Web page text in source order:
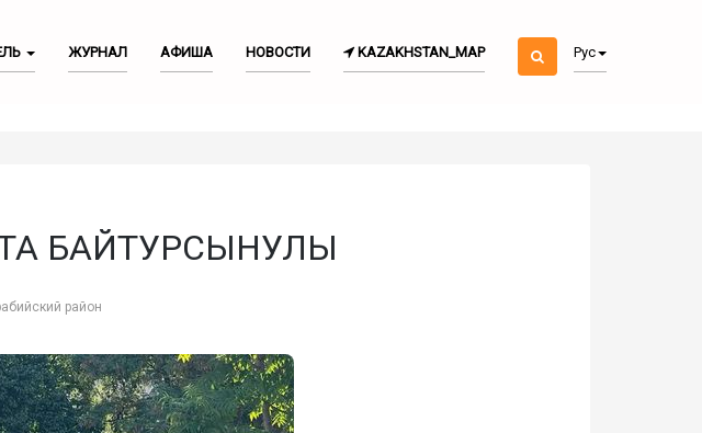
ЖУРНАЛ АФИША НОВОСТИ KAZAKHSTAN_MAP Рус
БАЙТУРСЫНУЛЫ
район